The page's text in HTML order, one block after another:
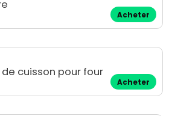
Acheter
de cuisson pour four
Acheter